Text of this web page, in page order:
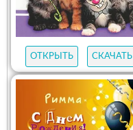
ОТКРЫТЬ СКАЧАТЬ